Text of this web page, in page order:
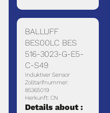
BALLUFF
BES00LC BES
516-3023-G-E5-
C-S49
Induktiver Sensor
Zolltarifnummer:
85365019
Herkunft: CN
Details about :